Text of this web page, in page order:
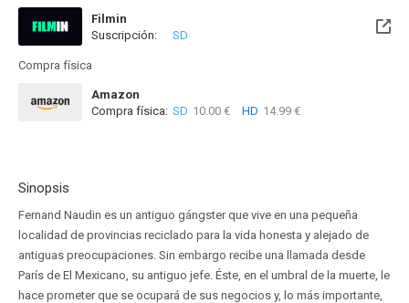
Filmin
Disponible hasta el Mié, 31 Dic 2031 (Quedan 5 años)
Suscripción: SD
Compra física
Amazon
Compra física: SD 10.00 € HD 14.99 €
Sinopsis
Fernand Naudin es un antiguo gángster que vive en una pequeña
localidad de provincias reciclado para la vida honesta y alejado de
antiguas preocupaciones. Sin embargo recibe una llamada desde
París de El Mexicano, su antiguo jefe. Éste, en el umbral de la muerte, le
hace prometer que se ocupará de sus negocios y, lo más importante,